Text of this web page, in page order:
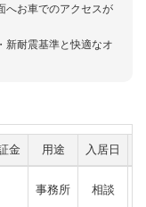
へお車でのアクセスが
新耐震基準と快適なオ
金 用途 入居日
事務所 相談